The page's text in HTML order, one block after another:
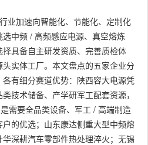
业加速向智能化、节能化、定制化
中频 / 高频感应电源、真空熔炼
具备自主研发资质、完善质检体
实体工厂。本文盘点的五家企业分
有细分赛道优势：陕西容大电源凭
技术储备、产学研军工配套资源，
需要全品类设备、军工 / 高端制造
的优选；山东康达侧重大型中频熔
深耕汽车零部件热处理淬火；无锡